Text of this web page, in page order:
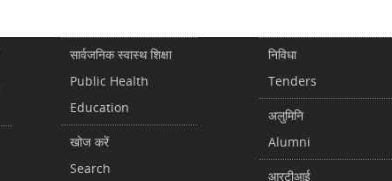
सार्वजनिक स्वास्थ शिक्षा
Public Health
Education
खोज करें
Search
निविधा
Tenders
अलुमिनि
Alumni
आरटीआई